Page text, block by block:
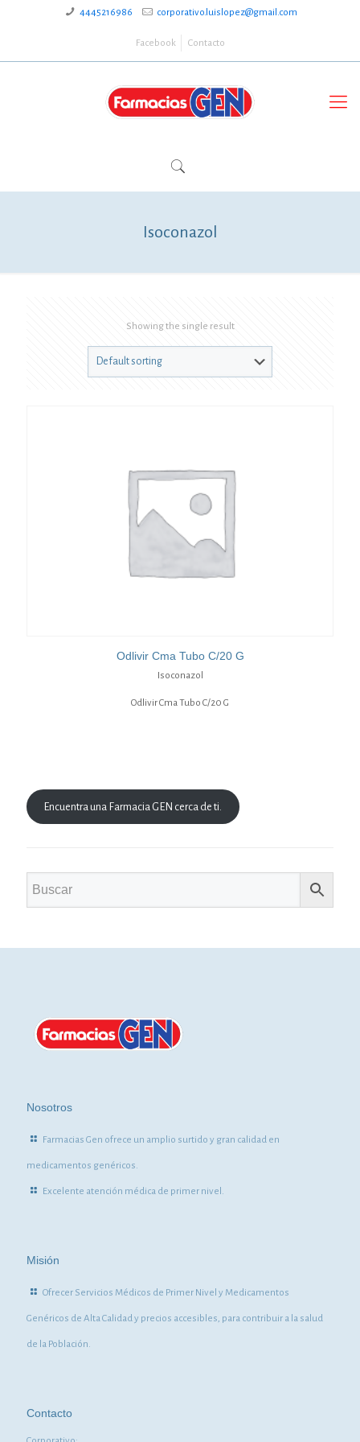
4445216986 corporativo.luislopez@gmail.com
Facebook Contacto
Isoconazol
Showing the single result
Odlivir Cma Tubo C/20 G
Isoconazol
Odlivir Cma Tubo C/20 G
Encuentra una Farmacia GEN cerca de ti.
Nosotros
Farmacias Gen ofrece un amplio surtido y gran calidad en
medicamentos genéricos.
Excelente atención médica de primer nivel.
Misión
Ofrecer Servicios Médicos de Primer Nivel y Medicamentos
Genéricos de Alta Calidad y precios accesibles, para contribuir a la salud
de la Población.
Contacto